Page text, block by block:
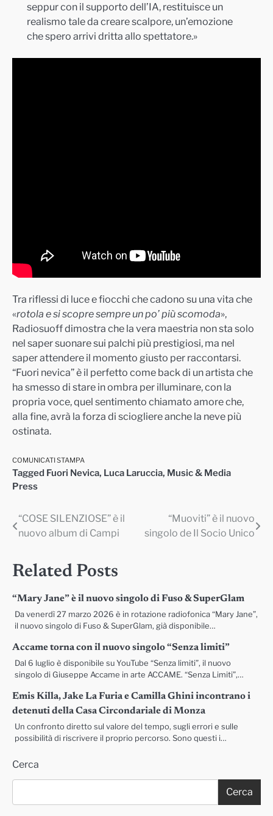
seppur con il supporto dell’IA, restituisce un
realismo tale da creare scalpore, un’emozione
che spero arrivi dritta allo spettatore.»
Tra riflessi di luce e fiocchi che cadono su una vita che
«rotola e si scopre sempre un po’ più scomoda»,
Radiosuoff dimostra che la vera maestria non sta solo
nel saper suonare sui palchi più prestigiosi, ma nel
saper attendere il momento giusto per raccontarsi.
“Fuori nevica” è il perfetto come back di un artista che
ha smesso di stare in ombra per illuminare, con la
propria voce, quel sentimento chiamato amore che,
alla fine, avrà la forza di sciogliere anche la neve più
ostinata.
COMUNICATI STAMPA
Tagged Fuori Nevica, Luca Laruccia, Music & Media
Press
Navigazione
“COSE SILENZIOSE” è il
nuovo album di Campi
“Muoviti” è il nuovo
singolo de Il Socio Unico
Related Posts
“Mary Jane” è il nuovo singolo di Fuso & SuperGlam
Da venerdì 27 marzo 2026 è in rotazione radiofonica “Mary Jane”,
il nuovo singolo di Fuso & SuperGlam, già disponibile…
Accame torna con il nuovo singolo “Senza limiti”
Dal 6 luglio è disponibile su YouTube “Senza limiti”, il nuovo
singolo di Giuseppe Accame in arte ACCAME. “Senza Limiti”,…
Emis Killa, Jake La Furia e Camilla Ghini incontrano i
detenuti della Casa Circondariale di Monza
Un confronto diretto sul valore del tempo, sugli errori e sulle
possibilità di riscrivere il proprio percorso. Sono questi i…
Cerca
Cerca